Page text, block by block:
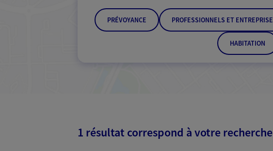
PRÉVOYANCE PROFESSIONNELS ET ENTREPRISE
HABITATION
1 résultat correspond à votre recherche